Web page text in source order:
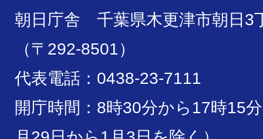
朝日庁舎 千葉県木更津市朝日3
（〒292-8501）
代表電話：0438-23-7111
開庁時間：8時30分から17時15